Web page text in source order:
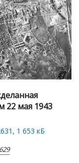
22 мая 1943
1 653 кБ